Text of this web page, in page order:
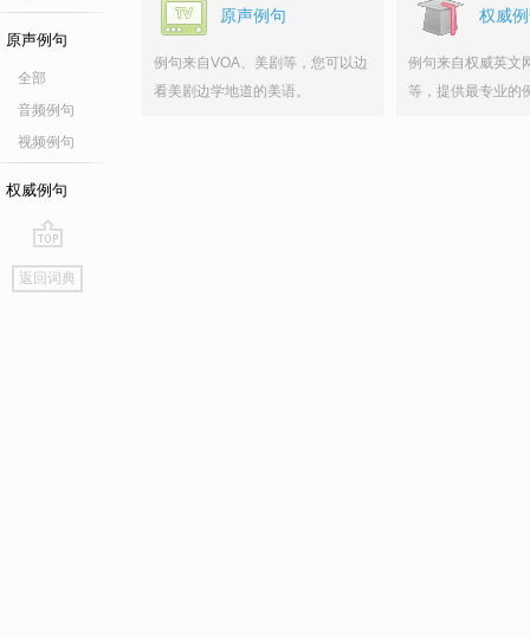
原声例句
全部
音频例句
视频例句
权威例句
go
top
返回词典
原声例句
例句来自VOA、美剧等，您可以边
看美剧边学地道的美语。
权威
例句来自权威英文
等，提供最专业的